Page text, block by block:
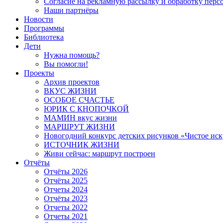
Наши партнёры
Новости
Программы
Библиотека
Дети
Нужна помощь?
Вы помогли!
Проекты
Архив проектов
ВКУС ЖИЗНИ
ОСОБОЕ СЧАСТЬЕ
ЮРИК С КНОПОЧКОЙ
МАМИН вкус жизни
МАРШРУТ ЖИЗНИ
Новогодний конкурс детских рисунков «Чистое
ИСТОЧНИК ЖИЗНИ
Живи сейчас: маршрут построен
Отчёты
Отчёты 2026
Отчёты 2025
Отчеты 2024
Отчёты 2023
Отчеты 2022
Отчеты 2021